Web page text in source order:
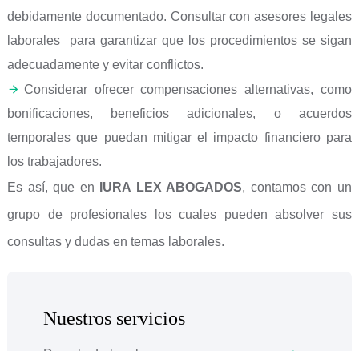
debidamente documentado. Consultar con asesores legales
laborales para garantizar que los procedimientos se sigan
adecuadamente y evitar conflictos.
Considerar ofrecer compensaciones alternativas, como
bonificaciones, beneficios adicionales, o acuerdos
temporales que puedan mitigar el impacto financiero para
los trabajadores.
Es así, que en
IURA LEX ABOGADOS, contamos con un
grupo de profesionales los cuales pueden absolver sus
consultas y dudas en temas laborales.
Nuestros servicios